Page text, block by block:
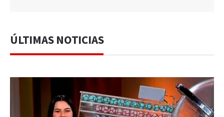
ÚLTIMAS NOTICIAS